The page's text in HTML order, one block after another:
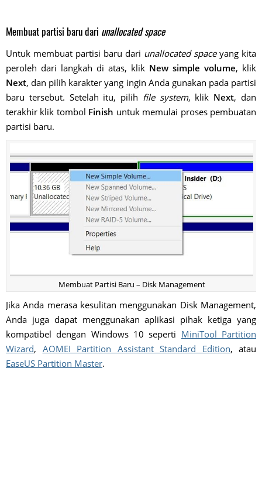
Membuat partisi baru dari unallocated space
Untuk membuat partisi baru dari unallocated spaceyang kita
peroleh dari langkah di atas, klik New simple volume, klik
Next, dan pilih karakter yang ingin Anda gunakan pada partisi
baru tersebut. Setelah itu, pilih file system, klik Next, dan
terakhir klik tombol Finish untuk memulai proses pembuatan
partisi baru.
Membuat Partisi Baru – Disk Management
Jika Anda merasa kesulitan menggunakan Disk Management,
Anda juga dapat menggunakan aplikasi pihak ketiga yang
kompatibel dengan Windows 10 seperti MiniTool Partition
Wizard, AOMEI Partition Assistant Standard Edition, atau
EaseUS Partition Master.